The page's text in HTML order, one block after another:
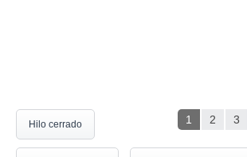
1 2 3
Hilo cerrado